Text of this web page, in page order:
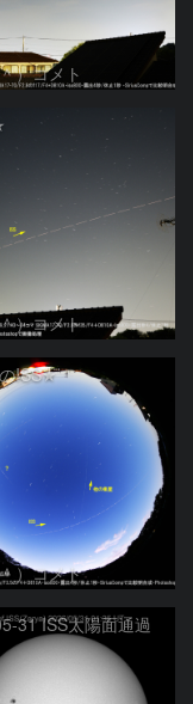
）コメト
）コメト
ISS★
）コメト
31 ISS太陽面通過